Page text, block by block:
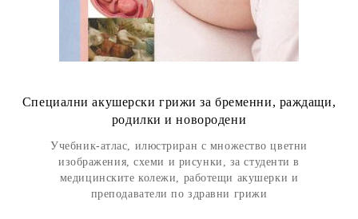
Специални акушерски грижи за бременни, раждащи,
родилки и новородени
Учебник-атлас, илюстриран с множество цветни
изображения, схеми и рисунки, за студенти в
медицинските колежи, работещи акушерки и
преподаватели по здравни грижи